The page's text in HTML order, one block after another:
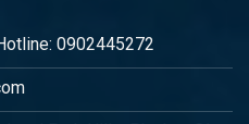
0902445272